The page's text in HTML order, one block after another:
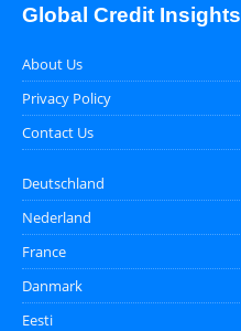
Global Credit Insights
About Us
Privacy Policy
Contact Us
Deutschland
Nederland
France
Danmark
Eesti